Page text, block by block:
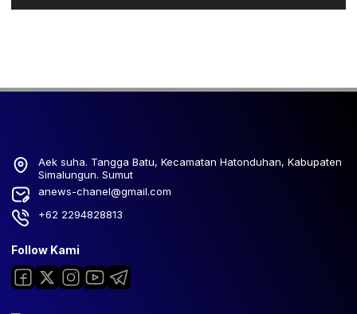
Aek suha. Tangga Batu, Kecamatan Hatonduhan, Kabupaten
Simalungun. Sumut
anews-chanel@gmail.com
+62 2294828813
Follow Kami